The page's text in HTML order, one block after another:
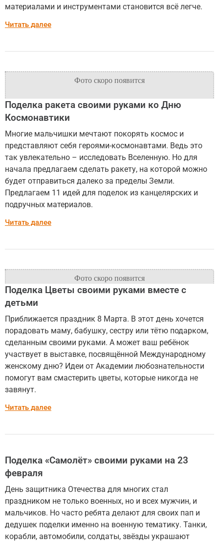
материалами и инструментами становится всё легче.
Читать далее
Поделка ракета своими руками ко Дню
Космонавтики
Многие мальчишки мечтают покорять космос и
представляют себя героями-космонавтами. Ведь это
так увлекательно – исследовать Вселенную. Но для
начала предлагаем сделать ракету, на которой можно
будет отправиться далеко за пределы Земли.
Предлагаем 11 идей для поделок из канцелярских и
подручных материалов.
Читать далее
Поделка Цветы своими руками вместе с
детьми
Приближается праздник 8 Марта. В этот день хочется
порадовать маму, бабушку, сестру или тётю подарком,
сделанным своими руками. А может ваш ребёнок
участвует в выставке, посвящённой Международному
женскому дню? Идеи от Академии любознательности
помогут вам смастерить цветы, которые никогда не
завянут.
Читать далее
Поделка «Самолёт» своими руками на 23
февраля
День защитника Отечества для многих стал
праздником не только военных, но и всех мужчин, и
мальчиков. Но часто ребята делают для своих пап и
дедушек поделки именно на военную тематику. Танки,
корабли, автомобили, солдаты, звёзды украшают